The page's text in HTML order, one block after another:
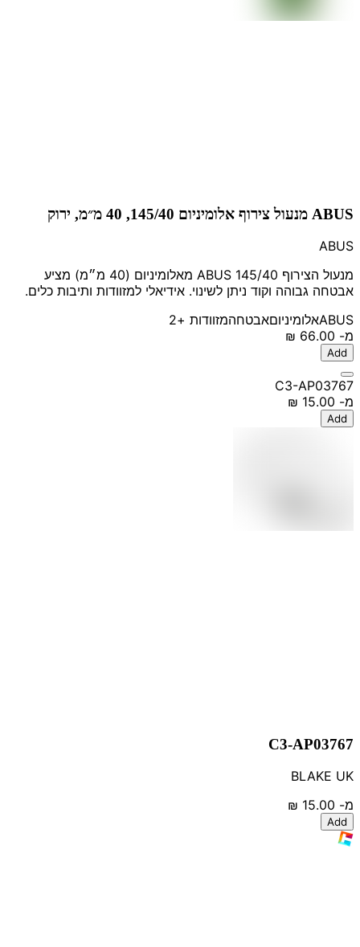
ABUS מנעול צירוף אלומיניום 145/40, 40 מ״מ, ירוק
ABUS
מנעול הצירוף ABUS 145/40 מאלומיניום (40 מ״מ) מציע
אבטחה גבוהה וקוד ניתן לשינוי. אידיאלי למזוודות ותיבות כלים.
ABUSאלומיניוםאבטחהמזוודות +2
מ-
Add
C3-AP03767
מ-
Add
C3-AP03767
BLAKE UK
מ-
Add